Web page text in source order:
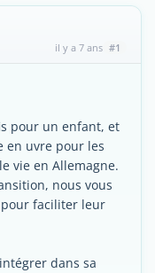
il y a 7 ans #1
pour un enfant, et
uvre pour les
vie en Allemagne.
nous vous
pour faciliter leur
dans sa